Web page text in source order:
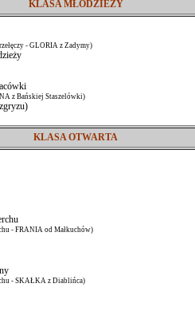
KLASA MŁODZIEŻY
- GLORIA z Zadymy)
z Bańskiej Staszelówki)
KLASA OTWARTA
- FRANIA od Małkuchów)
- SKAŁKA z Diablińca)